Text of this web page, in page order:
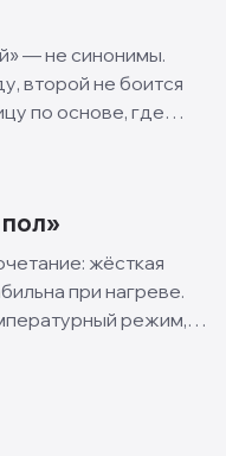
— не синонимы.
второй не боится
по основе, где
жёсткая
при нагреве.
режим,